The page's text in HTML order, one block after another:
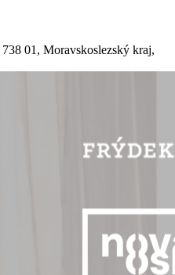
738 01 , Moravskoslezský kraj,